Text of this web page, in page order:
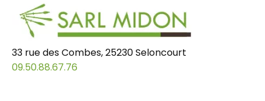
33 rue des Combes, 25230 Seloncourt
09.50.88.67.76